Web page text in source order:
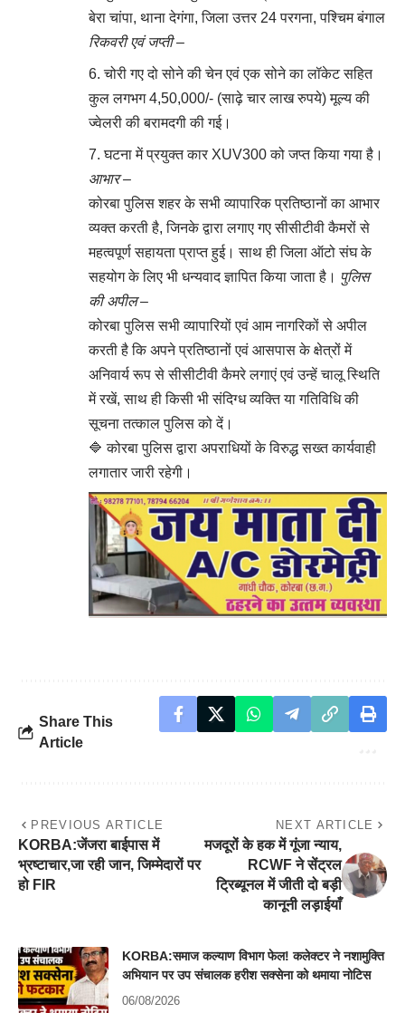
बेरा चांपा, थाना देगंगा, जिला उत्तर 24 परगना, पश्चिम बंगाल
रिकवरी एवं जप्ती –
चोरी गए दो सोने की चेन एवं एक सोने का लॉकेट सहित
कुल लगभग 4,50,000/- (साढ़े चार लाख रुपये) मूल्य की
ज्वेलरी की बरामदगी की गई।
घटना में प्रयुक्त कार XUV300 को जप्त किया गया है।
आभार –
कोरबा पुलिस शहर के सभी व्यापारिक प्रतिष्ठानों का आभार
व्यक्त करती है, जिनके द्वारा लगाए गए सीसीटीवी कैमरों से
महत्वपूर्ण सहायता प्राप्त हुई। साथ ही जिला ऑटो संघ के
सहयोग के लिए भी धन्यवाद ज्ञापित किया जाता है। पुलिस
की अपील –
कोरबा पुलिस सभी व्यापारियों एवं आम नागरिकों से अपील
करती है कि अपने प्रतिष्ठानों एवं आसपास के क्षेत्रों में
अनिवार्य रूप से सीसीटीवी कैमरे लगाएं एवं उन्हें चालू स्थिति
में रखें, साथ ही किसी भी संदिग्ध व्यक्ति या गतिविधि की
सूचना तत्काल पुलिस को दें।
🔷 कोरबा पुलिस द्वारा अपराधियों के विरुद्ध सख्त कार्यवाही
लगातार जारी रहेगी।
Share This
Article
PREVIOUS ARTICLE
KORBA:जेंजरा बाईपास में
भ्रष्टाचार,जा रही जान, जिम्मेदारों पर
हो FIR
NEXT ARTICLE
मजदूरों के हक में गूंजा न्याय,
RCWF ने सेंट्रल
ट्रिब्यूनल में जीती दो बड़ी
कानूनी लड़ाईयाँ
KORBA:समाज कल्याण विभाग फेल! कलेक्टर ने नशामुक्ति
अभियान पर उप संचालक हरीश सक्सेना को थमाया नोटिस
06/08/2026